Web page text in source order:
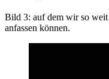
Bild 3: auf dem wir so
anfassen können.